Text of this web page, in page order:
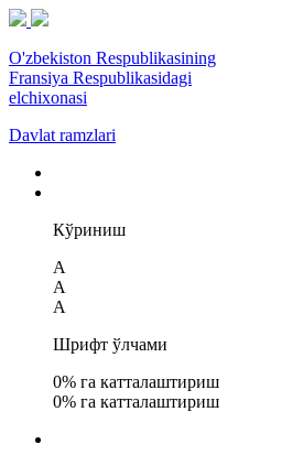
O'zbekiston Respublikasining
Fransiya Respublikasidagi
elchixonasi
Davlat ramzlari
Кўриниш
A
A
A
Шрифт ўлчами
0% га катталаштириш
0% га катталаштириш